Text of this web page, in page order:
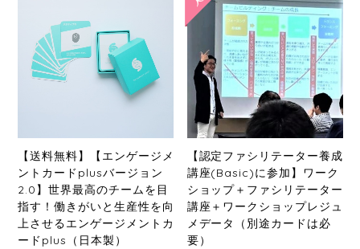
【送料無料】【エンゲージメ
ントカードplusバージョン
2.0】世界最高のチームを目
指す！働きがいと生産性を向
上させるエンゲージメントカ
ードplus（日本製）
【認定ファシリテーター養成
講座(Basic)に参加】ワーク
ショップ＋ファシリテーター
講座＋ワークショップレジュ
メデータ（別途カードは必
要）